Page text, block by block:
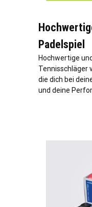
Padelspiel
Hochwertige
Tennisschläger
die dich bei
und deine